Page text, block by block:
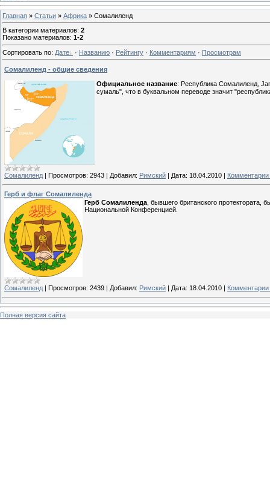
Главная » Статьи » Африка » Сомалиленд
В категории материалов: 2
Показано материалов: 1-2
Сортировать по: Дате · Названию · Рейтингу · Комментариям · Просмотрам
Сомалиленд - общие сведения
Официальное название: Республика Сомалиленд,
сумаль", что в буквальном переводе значит
Сомалиленд Просмотров: 2943 Добавил: Римский Дата: 18.04.2010
Герб и флаг Сомалиленда
Герб Сомалиленда , бывшего британского
Национальной Конференцией.
Сомалиленд Просмотров: 2439 Добавил: Римский Дата: 18.04.2010
Полная версия сайта